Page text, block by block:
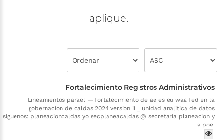
aplique.
Fortalecimiento Registros Administrativos
Lineamientos parael — fortalecimiento de ae es eu waa fed en la
gobernacion de caldas 2024 version ii _ unidad analitica de datos
siguenos: planeacioncaldas yo secplaneacaldas @ secretaria planeacion y
a poe.